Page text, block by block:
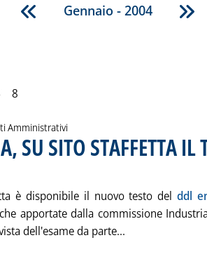
Gennaio - 2004
8
Amministrativi
SU SITO STAFFETTA IL
è disponibile il nuovo testo del ddl
apportate dalla commissione
dell'esame da parte...